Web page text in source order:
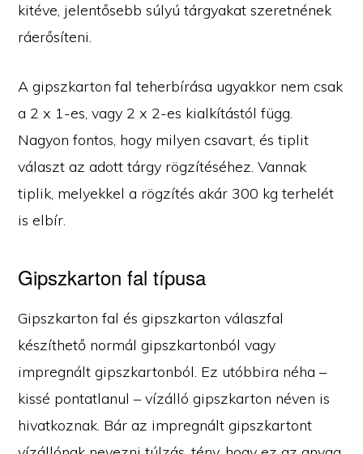
kitéve, jelentősebb súlyú tárgyakat szeretnének
ráerősíteni.
A gipszkarton fal teherbírása ugyakkor nem csak
a 2 x 1-es, vagy 2 x 2-es kialkítástól függ.
Nagyon fontos, hogy milyen csavart, és tiplit
választ az adott tárgy rögzítéséhez. Vannak
tiplik, melyekkel a rögzítés akár 300 kg terhelét
is elbír.
Gipszkarton fal típusa
Gipszkarton fal és gipszkarton válaszfal
készíthető normál gipszkartonból vagy
impregnált gipszkartonból. Ez utóbbira néha –
kissé pontatlanul – vízálló gipszkarton néven is
hivatkoznak. Bár az impregnált gipszkartont